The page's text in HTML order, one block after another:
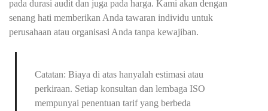
pada durasi audit dan juga pada harga. Kami akan dengan
senang hati memberikan Anda tawaran individu untuk
perusahaan atau organisasi Anda tanpa kewajiban.
Catatan: Biaya di atas hanyalah estimasi atau
perkiraan. Setiap konsultan dan lembaga ISO
mempunyai penentuan tarif yang berbeda